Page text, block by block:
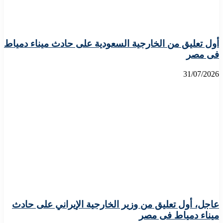
أول تعليق من الخارجية السعودية على حادث ميناء دمياط
فى مصر
31/07/2026
عاجل، أول تعليق من وزير الخارجية الإيراني على حادث
ميناء دمياط فى مصر